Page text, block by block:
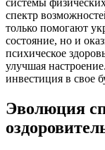
спектр
только помогают
состояние, но и
психическое
улучшая
инвестиция в свое
Эволюция